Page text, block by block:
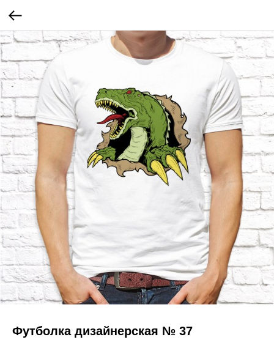
Футболка дизайнерская № 37